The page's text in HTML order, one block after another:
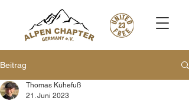
Beitrag
Thomas Kühefuß
21. Juni 2023